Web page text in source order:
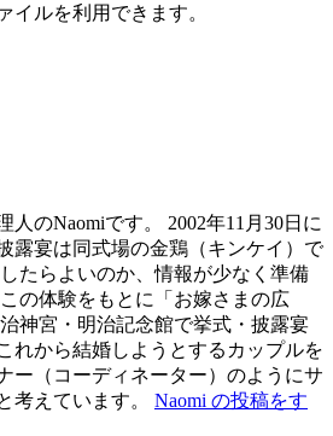
イルを利用できます。
人のNaomiです。 2002年11月30日に
露宴は同式場の金鶏（キンケイ）で
たらよいのか、情報が少なく準備
の体験をもとに「お嫁さまの広
神宮・明治記念館で挙式・披露宴
れから結婚しようとするカップルを
ー（コーディネーター）のようにサ
考えています。 Naomi の投稿をす